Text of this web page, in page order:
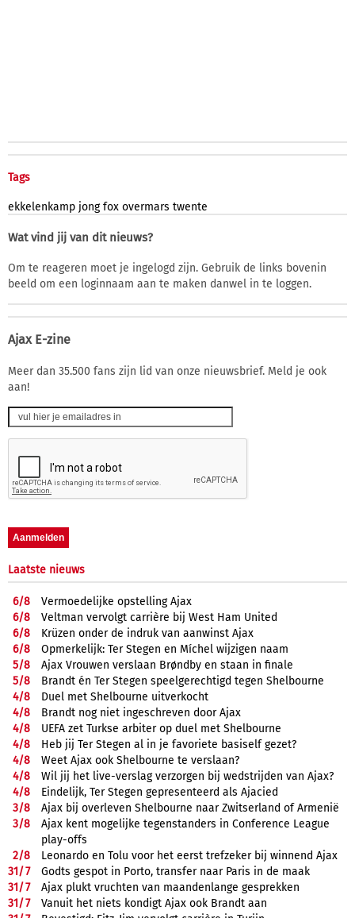
Tags
ekkelenkamp jong fox overmars twente
Wat vind jij van dit nieuws?
Om te reageren moet je ingelogd zijn. Gebruik de links bovenin
beeld om een loginnaam aan te maken danwel in te loggen.
Ajax E-zine
Meer dan 35.500 fans zijn lid van onze nieuwsbrief. Meld je ook
aan!
Laatste nieuws
6/8
Vermoedelijke opstelling Ajax
6/8
Veltman vervolgt carrière bij West Ham United
6/8
Krüzen onder de indruk van aanwinst Ajax
6/8
Opmerkelijk: Ter Stegen en Míchel wijzigen naam
5/8
Ajax Vrouwen verslaan Brøndby en staan in finale
5/8
Brandt én Ter Stegen speelgerechtigd tegen Shelbourne
4/8
Duel met Shelbourne uitverkocht
4/8
Brandt nog niet ingeschreven door Ajax
4/8
UEFA zet Turkse arbiter op duel met Shelbourne
4/8
Heb jij Ter Stegen al in je favoriete basiself gezet?
4/8
Weet Ajax ook Shelbourne te verslaan?
4/8
Wil jij het live-verslag verzorgen bij wedstrijden van Ajax?
4/8
Eindelijk, Ter Stegen gepresenteerd als Ajacied
3/8
Ajax bij overleven Shelbourne naar Zwitserland of Armenië
3/8
Ajax kent mogelijke tegenstanders in Conference League
play-offs
2/8
Leonardo en Tolu voor het eerst trefzeker bij winnend Ajax
31/7
Godts gespot in Porto, transfer naar Paris in de maak
31/7
Ajax plukt vruchten van maandenlange gesprekken
31/7
Vanuit het niets kondigt Ajax ook Brandt aan